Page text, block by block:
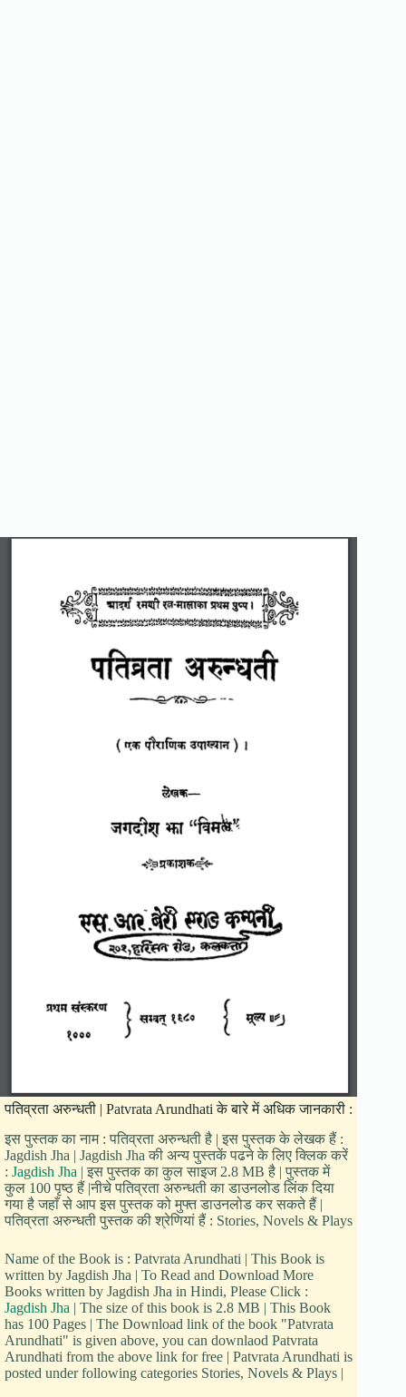
पतिव्रता अरुन्धती | Patvrata Arundhati के बारे में अधिक जानकारी :
इस पुस्तक का नाम : पतिव्रता अरुन्धती है | इस पुस्तक के लेखक हैं :
Jagdish Jha | Jagdish Jha की अन्य पुस्तकें पढने के लिए क्लिक करें
: Jagdish Jha | इस पुस्तक का कुल साइज 2.8 MB है | पुस्तक में
कुल 100 पृष्ठ हैं |नीचे पतिव्रता अरुन्धती का डाउनलोड लिंक दिया
गया है जहाँ से आप इस पुस्तक को मुफ्त डाउनलोड कर सकते हैं |
पतिव्रता अरुन्धती पुस्तक की श्रेणियां हैं : Stories, Novels & Plays
Name of the Book is : Patvrata Arundhati | This Book is
written by Jagdish Jha | To Read and Download More
Books written by Jagdish Jha in Hindi, Please Click :
Jagdish Jha | The size of this book is 2.8 MB | This Book
has 100 Pages | The Download link of the book "Patvrata
Arundhati" is given above, you can downlaod Patvrata
Arundhati from the above link for free | Patvrata Arundhati is
posted under following categories Stories, Novels & Plays |